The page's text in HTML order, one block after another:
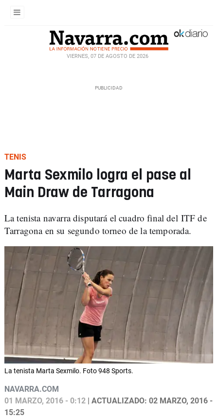
VIERNES, 07 DE AGOSTO DE 2026
TENIS
Marta Sexmilo logra el pase al
Main Draw de Tarragona
La tenista navarra disputará el cuadro final del ITF de
Tarragona en su segundo torneo de la temporada.
La tenista Marta Sexmilo. Foto 948 Sports.
NAVARRA.COM
01 MARZO, 2016 - 0:12 | ACTUALIZADO: 02 MARZO, 2016 -
15:25